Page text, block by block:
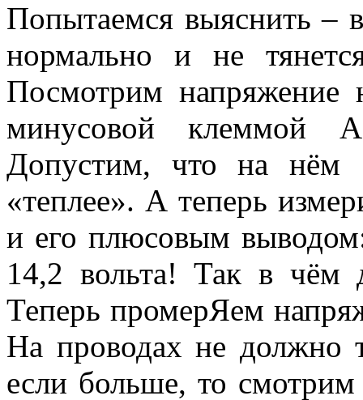
Попытаемся выяснить –
нормально и не
Посмотрим напряжение
минусовой клеммой
Допустим, что на нём
«теплее». А теперь
и его плюсовым
14,2 вольта! Так в чём
Теперь промерЯем
На проводах не должно
если больше, то